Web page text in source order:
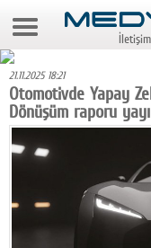
7 Ağustos 2026 3:22:54
Foto Galeri
Video Galeri
Medya
21.11.2025 18:21
Otomotivde Yapay
Dönüşüm raporu